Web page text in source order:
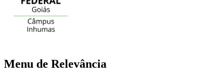
Menu de Relevância